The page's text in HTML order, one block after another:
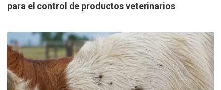
para el control de productos veterinarios